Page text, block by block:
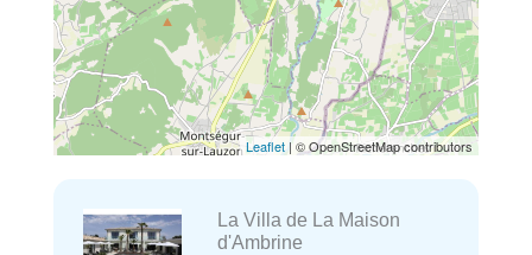
Leaflet | © OpenStreetMap contributors
La Villa de La Maison
d'Ambrine